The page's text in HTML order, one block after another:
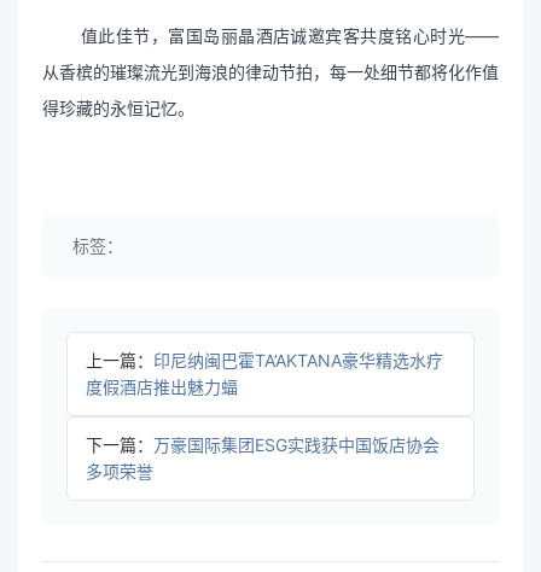
值此佳节，富国岛丽晶酒店诚邀宾客共度铭心时光——
从香槟的璀璨流光到海浪的律动节拍，每一处细节都将化作值
得珍藏的永恒记忆。
标签：
上一篇： 印尼纳闽巴霍TA’AKTANA豪华精选水疗
度假酒店推出魅力蝠
下一篇： 万豪国际集团ESG实践获中国饭店协会
多项荣誉